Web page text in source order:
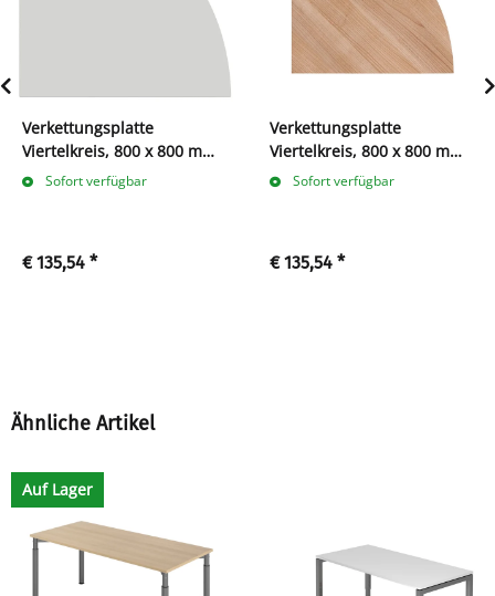
Verkettungsplatte
Viertelkreis, 800 x 800 mm,
lichtgrau
Sofort verfügbar
€ 135,54 *
Verkettungsplatte
Viertelkreis, 800 x 800 mm,
nußbaum
Sofort verfügbar
€ 135,54 *
Ähnliche Artikel
Auf Lager